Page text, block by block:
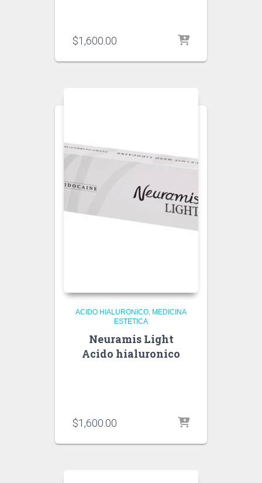
$1,600.00
ACIDO HIALURONICO MEDICINA
ESTETICA
Neuramis Light
Acido hialuronico
$1,600.00